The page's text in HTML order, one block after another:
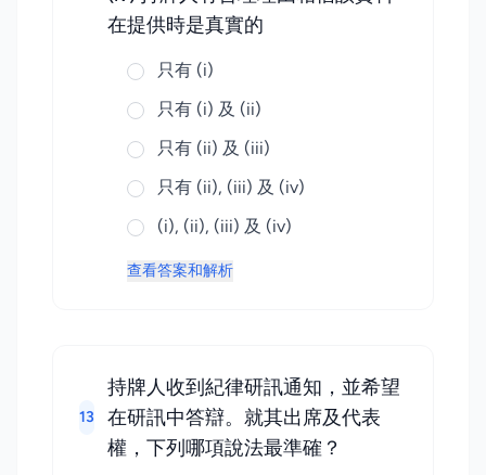
在提供時是真實的
只有 (i)
只有 (i) 及 (ii)
只有 (ii) 及 (iii)
只有 (ii), (iii) 及 (iv)
(i), (ii), (iii) 及 (iv)
查看答案和解析
13
持牌人收到紀律研訊通知，並希望
在研訊中答辯。就其出席及代表
權，下列哪項說法最準確？